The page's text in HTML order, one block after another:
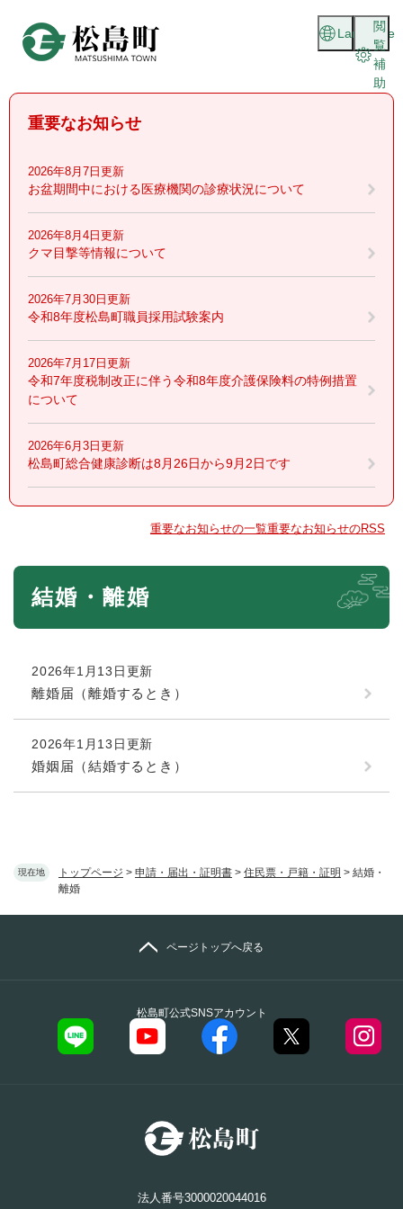
頭
閲
覧
補
助
Language
現在地 トップページ > 申請・届出・証明書 > 住民票・戸籍・証明 > 結婚・
離婚
重要なお知らせ
2026年8月7日更新
お盆期間中における医療機関の診療状況について
2026年8月4日更新
クマ目撃等情報について
2026年7月30日更新
令和8年度松島町職員採用試験案内
2026年7月17日更新
令和7年度税制改正に伴う令和8年度介護保険料の特例措置
について
2026年6月3日更新
松島町総合健康診断は8月26日から9月2日です
重要なお知らせの一覧重要なお知らせのRSS
本
結婚・離婚
2026年1月13日更新
離婚届（離婚するとき）
2026年1月13日更新
婚姻届（結婚するとき）
松島町公式SNSアカウント
ページトップへ戻る
法人番号3000020044016